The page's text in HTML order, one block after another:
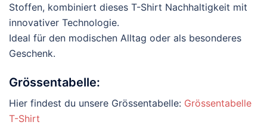
Stoffen, kombiniert dieses T-Shirt Nachhaltigkeit mit
innovativer Technologie.
Ideal für den modischen Alltag oder als besonderes
Geschenk.
Grössentabelle:
Hier findest du unsere Grössentabelle: Grössentabelle
T-Shirt